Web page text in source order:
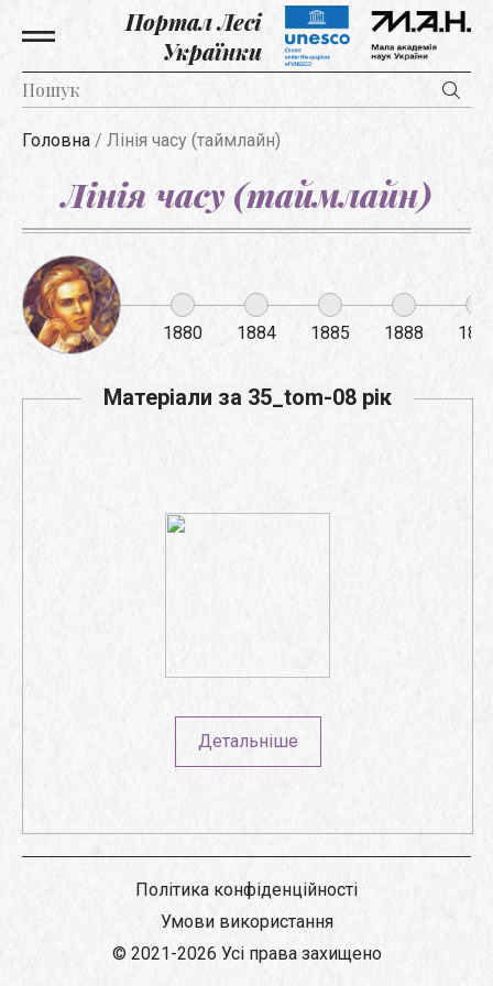
Портал Лесі
Українки
Головна / Лінія часу (таймлайн)
Лінія часу (таймлайн)
1880 1884 1885 1888
Матеріали за 35_tom-08 рік
Детальніше
Політика конфіденційності
Умови використання
© 2021-2026 Усі права захищено